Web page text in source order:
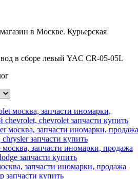
в Москве. Курьерская
в сборе левый YAC CR-05-05L